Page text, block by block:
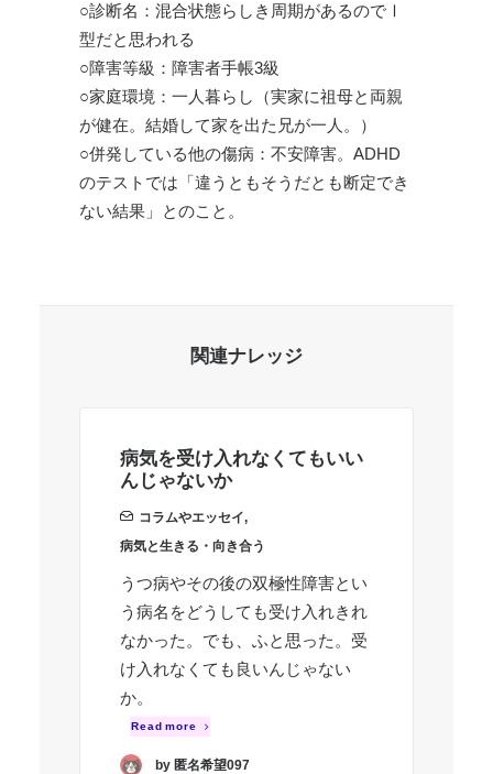
○診断名：混合状態らしき周期があるのでⅠ
型だと思われる
○障害等級：障害者手帳3級
○家庭環境：一人暮らし（実家に祖母と両親
が健在。結婚して家を出た兄が一人。）
○併発している他の傷病：不安障害。ADHD
のテストでは「違うともそうだとも断定でき
ない結果」とのこと。
関連ナレッジ
病気を受け入れなくてもいい
んじゃないか
コラムやエッセイ,
病気と生きる・向き合う
うつ病やその後の双極性障害とい
う病名をどうしても受け入れきれ
なかった。でも、ふと思った。受
け入れなくても良いんじゃない
か。
Read more
by 匿名希望097